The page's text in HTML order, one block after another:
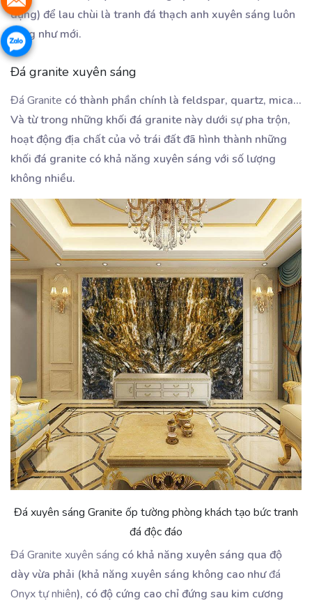
dụng) để lau chùi là tranh đá thạch anh xuyên sáng luôn
sáng như mới.
Đá granite xuyên sáng
Đá Granite có thành phần chính là feldspar, quartz, mica…
Và từ trong những khối đá granite này dưới sự pha trộn,
hoạt động địa chất của vỏ trái đất đã hình thành những
khối đá granite có khả năng xuyên sáng với số lượng
không nhiều.
Đá xuyên sáng Granite ốp tường phòng khách tạo bức tranh
đá độc đáo
Đá Granite xuyên sáng có khả năng xuyên sáng qua độ
dày vừa phải (khả năng xuyên sáng không cao nhưđá
Onyx tự nhiên), có độ cứng cao chỉ đứng sau kim cương